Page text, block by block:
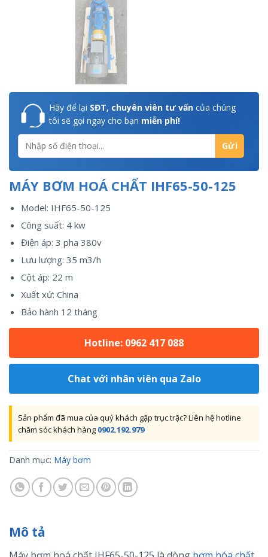
Hãy để lại SĐT, chuyên viên tư vấn của chúng
tôi sẽ gọi ngay cho bạn miễn phí!
MÁY BƠM HOÁ CHẤT IHF65-50-125
Model: IHF65-50-125
Công suất: 4 kw
Điện áp: 3 pha 380v
Lưu lượng: 35 m3/h
Cột áp: 22 m
Xuất xứ: China
Bảo hành 12 tháng
Hotline: 0962 417 088
Chat với nhân viên qua Zalo
Sản phẩm đã mua của quý khách gặp trục trặc? Liên hệ hotline
chăm sóc khách hàng 0902.192.979
Danh mục: Máy bơm
Mô tả